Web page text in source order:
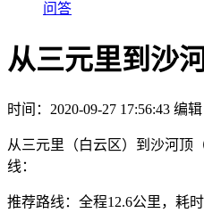
问答
从三元里到沙
时间：2020-09-27 17:56:43 编
从三元里（白云区）到沙河顶
线：
推荐路线：全程12.6公里，耗